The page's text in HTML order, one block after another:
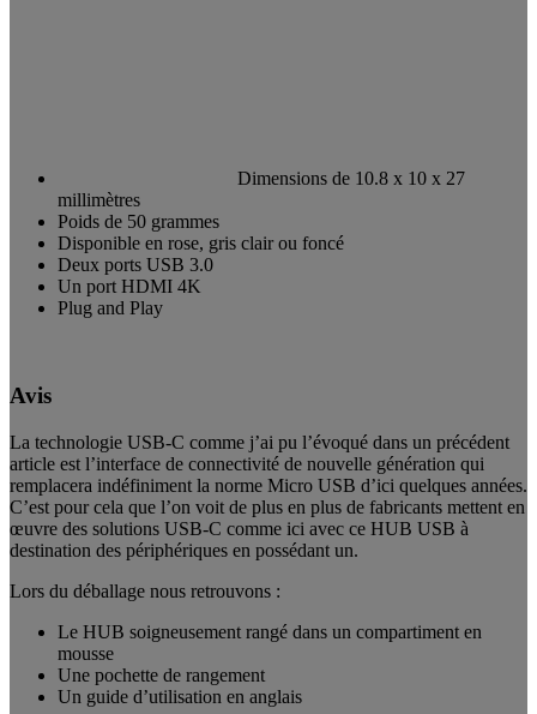
Dimensions de 10.8 x 10 x 27
millimètres
Poids de 50 grammes
Disponible en rose, gris clair ou foncé
Deux ports USB 3.0
Un port HDMI 4K
Plug and Play
Avis
La technologie USB-C comme j’ai pu l’évoqué dans un précédent
article est l’interface de connectivité de nouvelle génération qui
remplacera indéfiniment la norme Micro USB d’ici quelques années.
C’est pour cela que l’on voit de plus en plus de fabricants mettent en
œuvre des solutions USB-C comme ici avec ce HUB USB à
destination des périphériques en possédant un.
Lors du déballage nous retrouvons :
Le HUB soigneusement rangé dans un compartiment en
mousse
Une pochette de rangement
Un guide d’utilisation en anglais